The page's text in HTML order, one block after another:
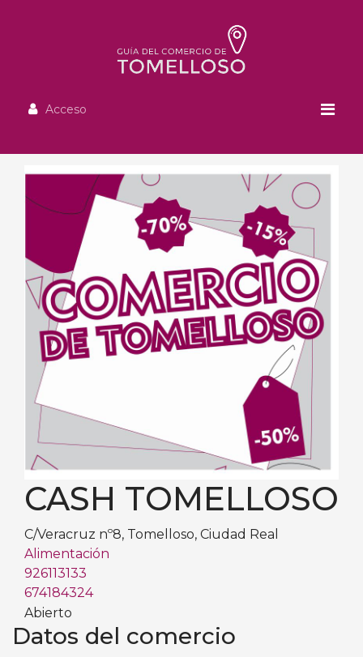
Acceso
CASH TOMELLOSO
C/Veracruz nº8, Tomelloso, Ciudad Real
Alimentación
926113133
674184324
Abierto
Datos del comercio